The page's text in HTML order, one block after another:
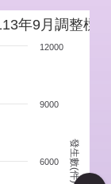
發生數(件)
年9月調整標
6000
9000
12000